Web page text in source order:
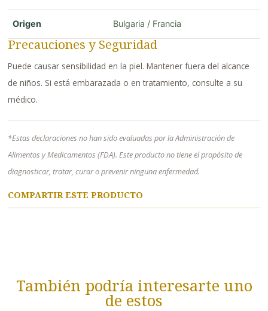
Origen Bulgaria / Francia
Precauciones y Seguridad
Puede causar sensibilidad en la piel. Mantener fuera del alcance
de niños. Si está embarazada o en tratamiento, consulte a su
médico.
*Estas declaraciones no han sido evaluadas por la Administración de
Alimentos y Medicamentos (FDA). Este producto no tiene el propósito de
diagnosticar, tratar, curar o prevenir ninguna enfermedad.
COMPARTIR ESTE PRODUCTO
También podría interesarte uno
de estos